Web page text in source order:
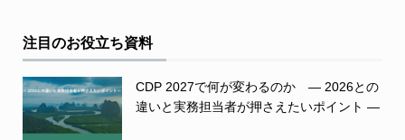
注目のお役立ち資料
CDP 2027で何が変わるのか ― 2026との
違いと実務担当者が押さえたいポイント ―